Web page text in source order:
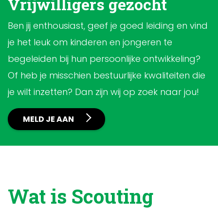
Vrijwilligers gezocht
Ben jij enthousiast, geef je goed leiding en vind
je het leuk om kinderen en jongeren te
begeleiden bij hun persoonlijke ontwikkeling?
Of heb je misschien bestuurlijke kwaliteiten die
je wilt inzetten? Dan zijn wij op zoek naar jou!
MELD JE AAN
Wat is Scouting